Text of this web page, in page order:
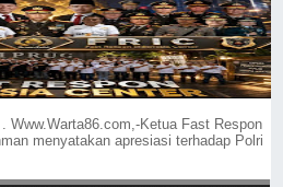
Www.Warta86.com,-Ketua Fast Respon
menyatakan apresiasi terhadap Polri